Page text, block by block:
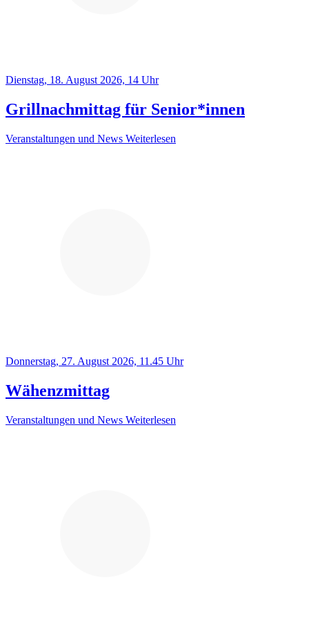
Dienstag, 18. August 2026, 14 Uhr
Grillnachmittag für Senior*innen
Veranstaltungen und News Weiterlesen
Donnerstag, 27. August 2026, 11.45 Uhr
Wähenzmittag
Veranstaltungen und News Weiterlesen